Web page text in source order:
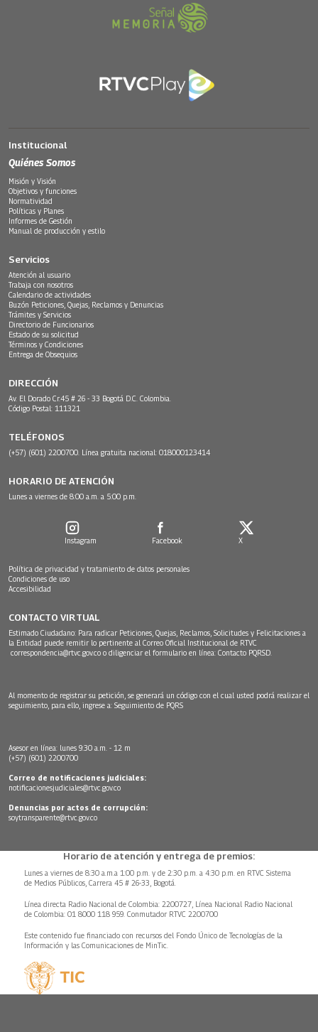
Institucional
Quiénes Somos
Misión y Visión
Objetivos y funciones
Normatividad
Políticas y Planes
Informes de Gestión
Manual de producción y estilo
Servicios
Atención al usuario
Trabaja con nosotros
Calendario de actividades
Buzón Peticiones, Quejas, Reclamos y Denuncias
Trámites y Servicios
Directorio de Funcionarios
Estado de su solicitud
Términos y Condiciones
Entrega de Obsequios
DIRECCIÓN
Av. El Dorado Cr.45 # 26 - 33 Bogotá D.C. Colombia.
Código Postal: 111321
TELÉFONOS
(+57) (601) 2200700. Línea gratuita nacional: 018000123414
HORARIO DE ATENCIÓN
Lunes a viernes de 8:00 a.m. a 5:00 p.m.
Instagram Facebook X
Política de privacidad y tratamiento de datos personales
Condiciones de uso
Accesibilidad
CONTACTO VIRTUAL
Estimado Ciudadano: Para radicar Peticiones, Quejas, Reclamos, Solicitudes y Felicitaciones a
la Entidad puede remitir lo pertinente al Correo Oficial Institucional de RTVC
correspondencia@rtvc.gov.co o diligenciar el formulario en línea: Contacto PQRSD.
Al momento de registrar su petición, se generará un código con el cual usted podrá realizar el
seguimiento, para ello, ingrese a: Seguimiento de PQRS
Asesor en línea: lunes 9:30 a.m. - 12 m
(+57) (601) 2200700
Correo de notificaciones judiciales:
notificacionesjudiciales@rtvc.gov.co
Denuncias por actos de corrupción:
soytransparente@rtvc.gov.co
Horario de atención y entrega de premios:
Lunes a viernes de 8:30 a.m.a 1:00 p.m. y de 2:30 p.m. a 4:30 p.m. en RTVC Sistema
de Medios Públicos, Carrera 45 # 26-33, Bogotá.
Línea directa Radio Nacional de Colombia: 2200727, Línea Nacional Radio Nacional
de Colombia: 01 8000 118 959. Conmutador RTVC 2200700
Este contenido fue financiado con recursos del Fondo Único de Tecnologías de la
Información y las Comunicaciones de MinTic.